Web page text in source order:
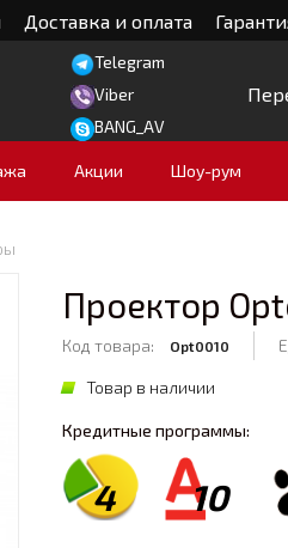
Доставка и оплата
Telegram
Viber
BANG_AV
Акции Шоу-рум
Проектор
Код товара: Opt0010
Товар в наличии
Кредитные программы:
4 10